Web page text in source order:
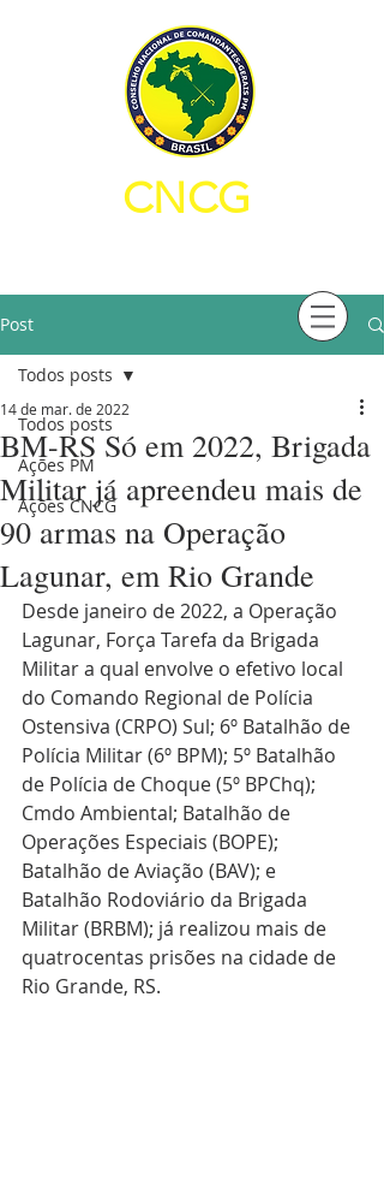
CNCG
Post
Todos posts
Ações PM
Ações CNCG
Todos posts
BM-RS Só em 2022, Brigada
Militar já apreendeu mais de
90 armas na Operação
Lagunar, em Rio Grande
14 de mar. de 2022
Desde janeiro de 2022, a Operação
Lagunar, Força Tarefa da Brigada
Militar a qual envolve o efetivo local
do Comando Regional de Polícia
Ostensiva (CRPO) Sul; 6º Batalhão de
Polícia Militar (6º BPM); 5º Batalhão
de Polícia de Choque (5º BPChq);
Cmdo Ambiental; Batalhão de
Operações Especiais (BOPE);
Batalhão de Aviação (BAV); e
Batalhão Rodoviário da Brigada
Militar (BRBM); já realizou mais de
quatrocentas prisões na cidade de
Rio Grande, RS.